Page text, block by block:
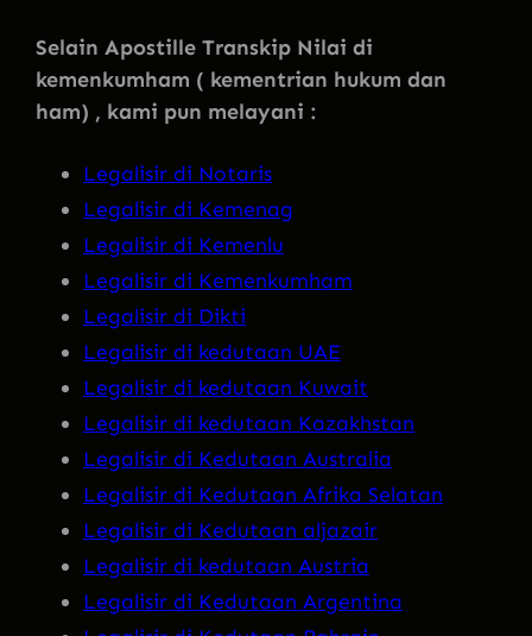
Selain Apostille Transkip Nilai di
kemenkumham ( kementrian hukum dan
ham) , kami pun melayani :
Legalisir di Notaris
Legalisir di Kemenag
Legalisir di Kemenlu
Legalisir di Kemenkumham
Legalisir di Dikti
Legalisir di kedutaan UAE
Legalisir di kedutaan Kuwait
Legalisir di kedutaan Kazakhstan
Legalisir di Kedutaan Australia
Legalisir di Kedutaan Afrika Selatan
Legalisir di Kedutaan aljazair
Legalisir di kedutaan Austria
Legalisir di Kedutaan Argentina